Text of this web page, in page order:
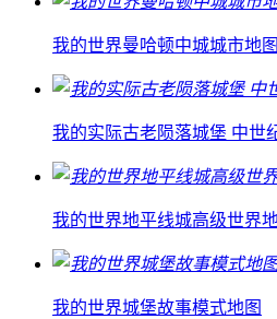
我的世界曼哈顿中城城市地图
我的实际古老陨落城堡 中世
我的世界地平线城高级世界
我的世界城堡故事模式地图